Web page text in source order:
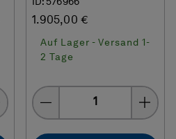
ID: 576966
1.905,00 €
Auf Lager - Versand 1-
2 Tage